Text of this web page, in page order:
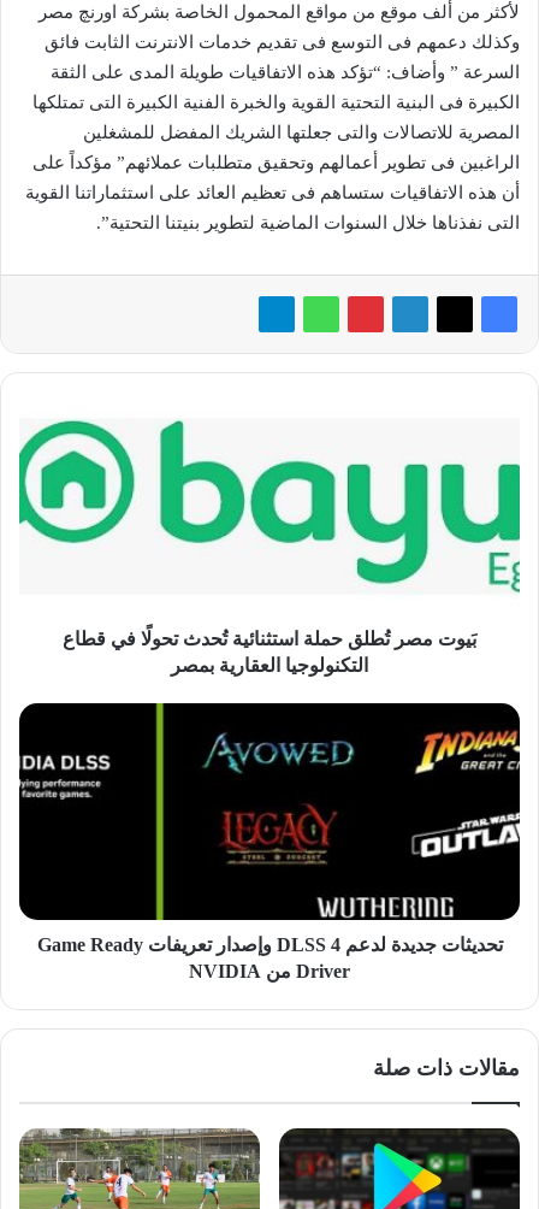
لأكثر من ألف موقع من مواقع المحمول الخاصة بشركة اورنچ مصر
وكذلك دعمهم فى التوسع فى تقديم خدمات الانترنت الثابت فائق
السرعة ” وأضاف: “تؤكد هذه الاتفاقيات طويلة المدى على الثقة
الكبيرة فى البنية التحتية القوية والخبرة الفنية الكبيرة التى تمتلكها
المصرية للاتصالات والتى جعلتها الشريك المفضل للمشغلين
الراغبين فى تطوير أعمالهم وتحقيق متطلبات عملائهم” مؤكداً على
أن هذه الاتفاقيات ستساهم فى تعظيم العائد على استثماراتنا القوية
التى نفذناها خلال السنوات الماضية لتطوير بنيتنا التحتية”.
استثنائية
تُحدث
تحولًا
في
التكنولوجيابَيوت مصر تُطلق حملة استثنائية تُحدث تحولًا في قطاع
التكنولوجيا العقارية بمصر
تحديثات
جديدة
لدعم
4
وإصدار
Ready
Driver
تحديثات جديدة لدعم DLSS 4 وإصدار تعريفات Game Ready
Driver من NVIDIA
مقالات ذات صلة